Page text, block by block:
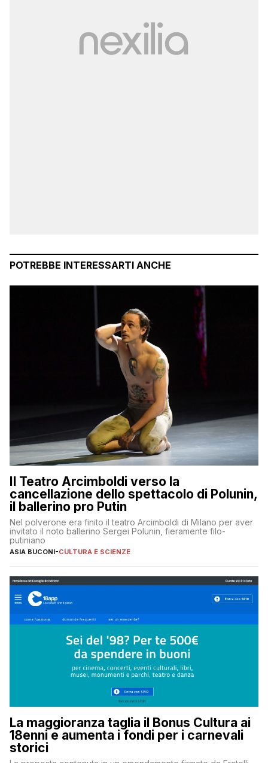
POTREBBE INTERESSARTI ANCHE
Il Teatro Arcimboldi verso la
cancellazione dello spettacolo di Polunin,
il ballerino pro Putin
Nel polverone era finito il teatro Arcimboldi di Milano per aver
invitato il noto ballerino Sergei Polunin, fieramente filo-
putiniano
ASIA BUCONI-CULTURA E SCIENZE
La maggioranza taglia il Bonus Cultura ai
18enni e aumenta i fondi per i carnevali
storici